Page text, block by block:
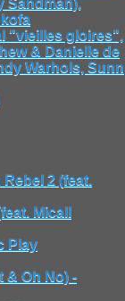
Sandman),
"vieilles gloires",
& Danielle de
Warhols, Sunn
2 (feat.
Micall
Play
& Oh No) -